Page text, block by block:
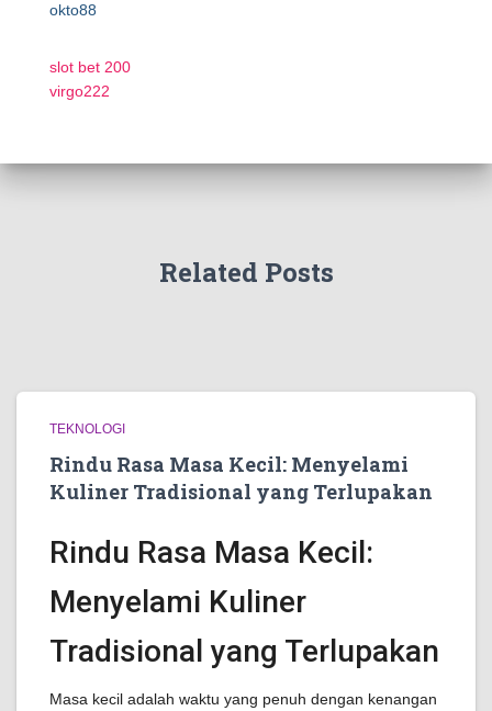
okto88
slot bet 200
virgo222
Related Posts
TEKNOLOGI
Rindu Rasa Masa Kecil: Menyelami
Kuliner Tradisional yang Terlupakan
Rindu Rasa Masa Kecil:
Menyelami Kuliner
Tradisional yang Terlupakan
Masa kecil adalah waktu yang penuh dengan kenangan